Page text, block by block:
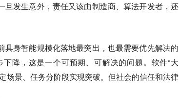
发生意外，责任又该由制造商、算法开发者，还
身智能规模化落地最突出，也最需要优先解决的
降，这是一个可预期、可解决的问题。软件“大
场景、任务分阶段实现突破。但社会的信任和法律